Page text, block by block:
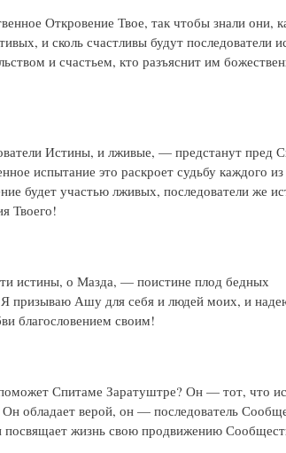
Откровение Твое, так чтобы знали они,
и сколь счастливы будут последователи
и счастьем, кто разъяснит им
Истины, и лживые, — предстанут пред
испытание это раскроет судьбу каждого из
будет участью лживых, последователи же
Твоего!
истины, о Мазда, — поистине плод бедных
призываю Ашу для себя и людей моих, и
благословением своим!
Спитаме Заратуштре? Он — тот, что
обладает верой, он — последователь
жизнь свою продвижению